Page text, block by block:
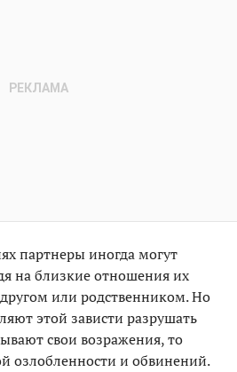
партнеры иногда могут
на близкие отношения их
или родственником. Но
этой зависти разрушать
свои возражения, то
озлобленности и обвинений.